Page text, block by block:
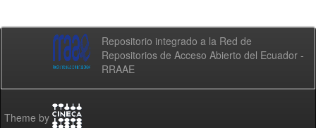
Repositorio integrado a la Red de
Repositorios de Acceso Abierto del Ecuador -
RRAAE
Theme by